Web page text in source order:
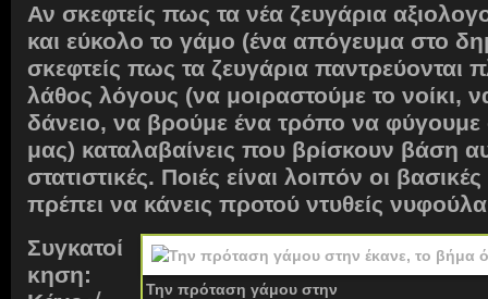
Αν σκεφτείς πως τα νέα ζευγάρια
και εύκολο το γάμο (ένα απόγευμα στο
σκεφτείς πως τα ζευγάρια παντρεύονται
λάθος λόγους (να μοιραστούμε το νοίκι,
δάνειο, να βρούμε ένα τρόπο να φύγουμε
μας) καταλαβαίνεις που βρίσκουν βάση
στατιστικές. Ποιές είναι λοιπόν οι
πρέπει να κάνεις προτού ντυθείς
Την πρόταση γάμου στην
Συγκατοί
κηση: